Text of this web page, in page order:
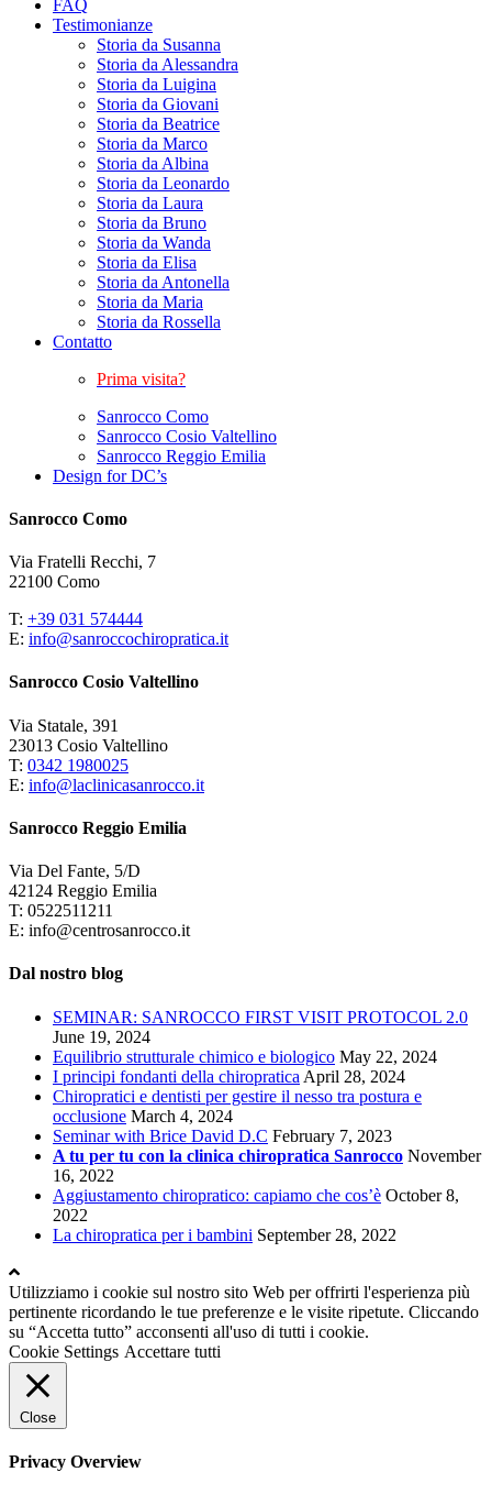
FAQ
Testimonianze
Storia da Susanna
Storia da Alessandra
Storia da Luigina
Storia da Giovani
Storia da Beatrice
Storia da Marco
Storia da Albina
Storia da Leonardo
Storia da Laura
Storia da Bruno
Storia da Wanda
Storia da Elisa
Storia da Antonella
Storia da Maria
Storia da Rossella
Contatto
Prima visita?
Sanrocco Como
Sanrocco Cosio Valtellino
Sanrocco Reggio Emilia
Design for DC’s
Sanrocco Como
Via Fratelli Recchi, 7
22100 Como
T: +39 031 574444
E: info@sanroccochiropratica.it
Sanrocco Cosio Valtellino
Via Statale, 391
23013 Cosio Valtellino
T: 0342 1980025
E: info@laclinicasanrocco.it
Sanrocco Reggio Emilia
Via Del Fante, 5/D
42124 Reggio Emilia
T: 0522511211
E: info@centrosanrocco.it
Dal nostro blog
SEMINAR: SANROCCO FIRST VISIT PROTOCOL 2.0
June 19, 2024
Equilibrio strutturale chimico e biologico May 22, 2024
I principi fondanti della chiropratica April 28, 2024
Chiropratici e dentisti per gestire il nesso tra postura e
occlusione March 4, 2024
Seminar with Brice David D.C February 7, 2023
A tu per tu con la clinica chiropratica Sanrocco November
16, 2022
Aggiustamento chiropratico: capiamo che cos’è October 8,
2022
La chiropratica per i bambini September 28, 2022
Utilizziamo i cookie sul nostro sito Web per offrirti l'esperienza più
pertinente ricordando le tue preferenze e le visite ripetute. Cliccando
su “Accetta tutto” acconsenti all'uso di tutti i cookie.
Cookie Settings Accettare tutti
Close
Privacy Overview